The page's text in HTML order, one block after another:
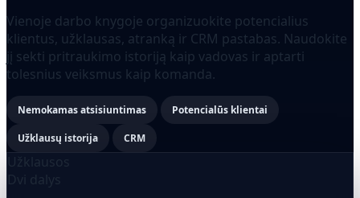
Vienoje darbo knygoje organizuokite potencialius
klientus, užklausas, atranką ir CRM pastabas. Naudokite
jį sekti pritraukimo istoriją kaip vadovas ir aptarti
tolesnius veiksmus kaip komanda.
Nemokamas atsisiuntimas Potencialūs klientai
Užklausų istorija CRM
Užklausos
Dvi dalys